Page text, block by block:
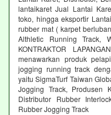
lantaikaret Jual Lantai
toko, hingga eksportir
rubber mat ( karpet
Althletic Running Track,
KONTRAKTOR
menawarkan produk
jogging running track
yaitu SigmaTurf Taiwan
Jogging Track, Produsen
Distributor Rubber
Rubber Jogging Track